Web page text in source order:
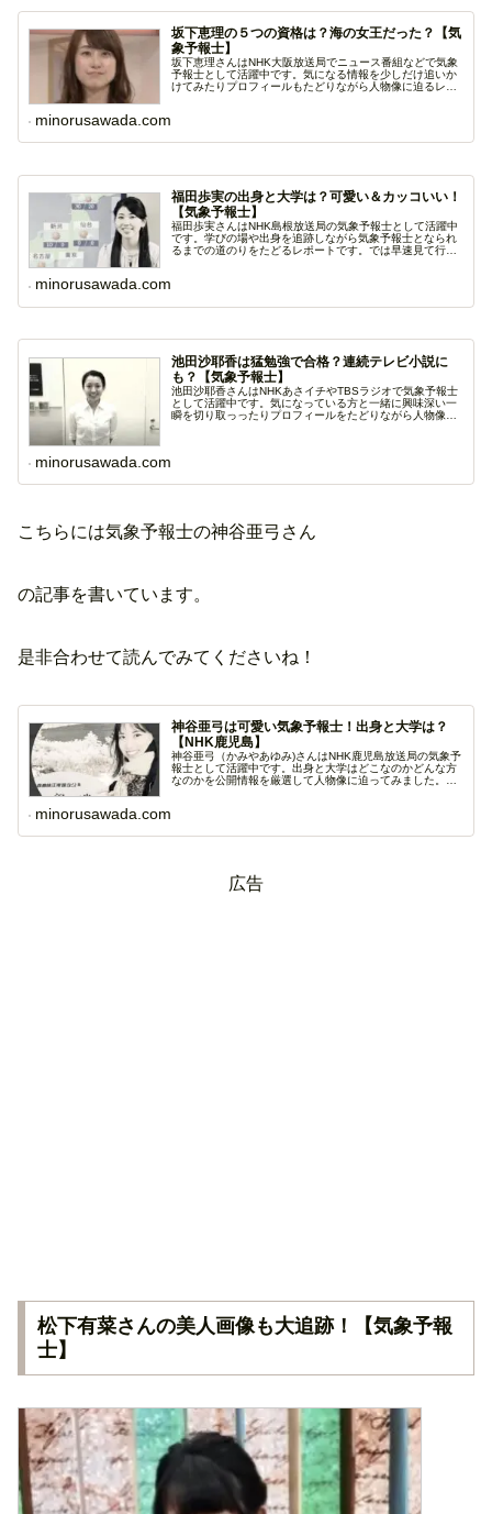
坂下恵理の５つの資格は？海の女王だった？【気
象予報士】
坂下恵理さんはNHK大阪放送局でニュース番組などで気象
予報士として活躍中です。気になる情報を少しだけ追いか
けてみたりプロフィールもたどりながら人物像に迫るレポ
minorusawada.com
福田歩実の出身と大学は？可愛い＆カッコいい！
【気象予報士】
福田歩実さんはNHK島根放送局の気象予報士として活躍中
です。学びの場や出身を追跡しながら気象予報士となられ
るまでの道のりをたどるレポートです。では早速見て行き
minorusawada.com
池田沙耶香は猛勉強で合格？連続テレビ小説に
も？【気象予報士】
池田沙耶香さんはNHKあさイチやTBSラジオで気象予報士
として活躍中です。気になっている方と一緒に興味深い一
瞬を切り取っったりプロフィールをたどりながら人物像
minorusawada.com
こちらには気象予報士の神谷亜弓さん
の記事を書いています。
是非合わせて読んでみてくださいね！
神谷亜弓は可愛い気象予報士！出身と大学は？
【NHK鹿児島】
神谷亜弓（かみやあゆみ)さんはNHK鹿児島放送局の気象予
報士として活躍中です。出身と大学はどこなのかどんな方
なのかを公開情報を厳選して人物像に迫ってみました。
minorusawada.com
広告
松下有菜さんの美人画像も大追跡！【気象予報
士】